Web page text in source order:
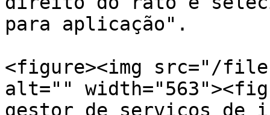
para aplicação".
<figure><img src="/files/
alt=""
gestor de serviços de